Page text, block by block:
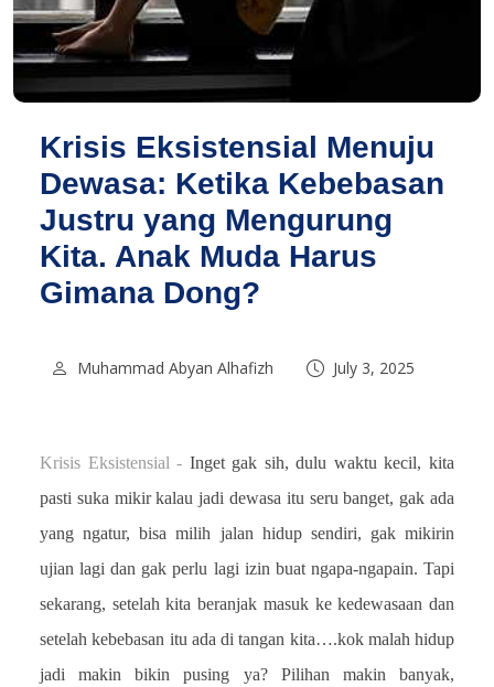
Krisis Eksistensial Menuju
Dewasa: Ketika Kebebasan
Justru yang Mengurung
Kita. Anak Muda Harus
Gimana Dong?
Muhammad Abyan Alhafizh July 3, 2025
Krisis Eksistensial - Inget gak sih, dulu waktu kecil, kita
pasti suka mikir kalau jadi dewasa itu seru banget, gak ada
yang ngatur, bisa milih jalan hidup sendiri, gak mikirin
ujian lagi dan gak perlu lagi izin buat ngapa-ngapain. Tapi
sekarang, setelah kita beranjak masuk ke kedewasaan dan
setelah kebebasan itu ada di tangan kita….kok malah hidup
jadi makin bikin pusing ya? Pilihan makin banyak,